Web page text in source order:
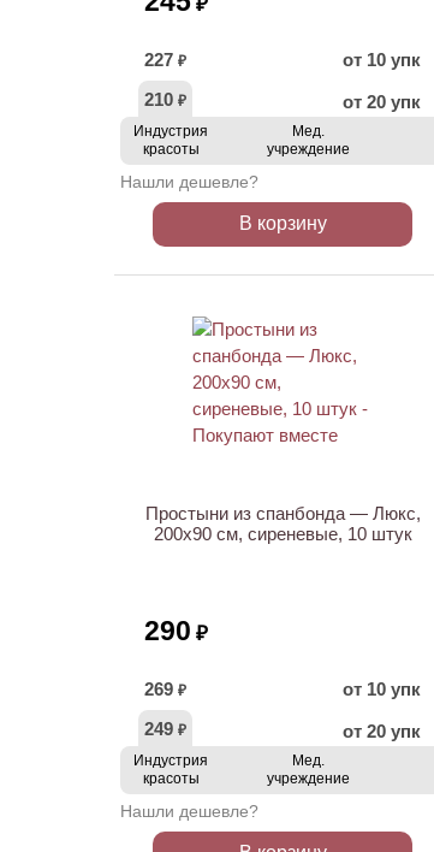
227 ₽
от 10 упк
210 ₽ от 20 упк
Индустрия
красоты
Мед.
учреждение
Нашли дешевле?
В корзину
Простыни из спанбонда — Люкс,
200х90 см, сиреневые, 10 штук
290 ₽
269 ₽
от 10 упк
249 ₽ от 20 упк
Индустрия
красоты
Мед.
учреждение
Нашли дешевле?